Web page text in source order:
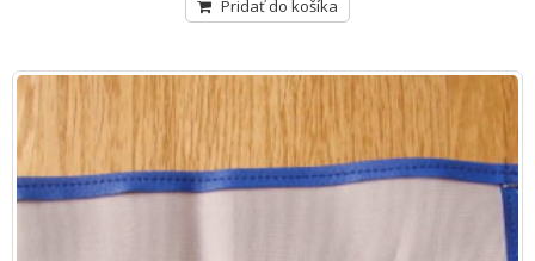
Pridať do košíka